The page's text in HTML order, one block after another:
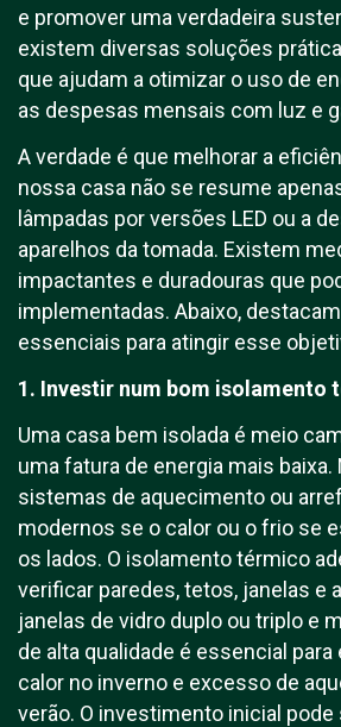
e promover uma verdadeira
existem diversas soluções
que ajudam a otimizar o uso de
as despesas mensais com luz e
A verdade é que melhorar a
nossa casa não se resume
lâmpadas por versões LED ou a
aparelhos da tomada. Existem
impactantes e duradouras que
implementadas. Abaixo,
essenciais para atingir esse
1. Investir num bom isolamento
Uma casa bem isolada é meio
uma fatura de energia mais baixa.
sistemas de aquecimento ou
modernos se o calor ou o frio se
os lados. O isolamento térmico
verificar paredes, tetos, janelas e
janelas de vidro duplo ou triplo e
de alta qualidade é essencial para
calor no inverno e excesso de
verão. O investimento inicial pode